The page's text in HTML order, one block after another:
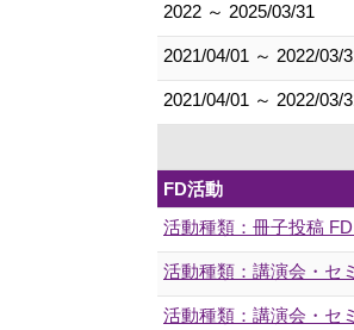
2022 ～ 2025/03/31
2021/04/01 ～ 2022/03/
2021/04/01 ～ 2022/03/
FD活動
活動種類：冊子投稿
活動種類：講演会・セ
活動種類：講演会・セ